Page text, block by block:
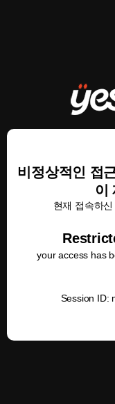
비정상적인 접
이
현재 접속하
your access has
Session ID: